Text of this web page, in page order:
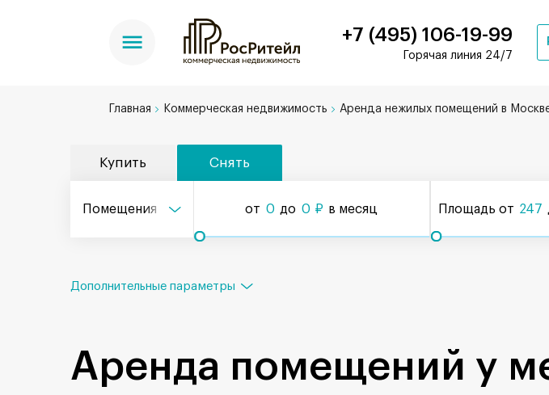
+7 (495) 106-19-99
Горячая линия 24/7
Главная Коммерческая недвижимость Аренда нежилых помещений в
Купить Снять
Помещения от 0 до 0 ₽ в месяц Площадь от 247
Дополнительные параметры
Аренда помещений у